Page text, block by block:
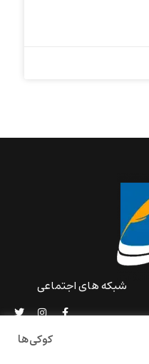
شبکه های اجتماعی
کوکی‌ها